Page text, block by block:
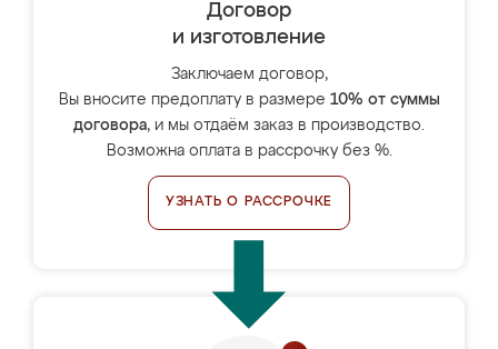
Договор
и изготовление
Заключаем договор,
Вы вносите предоплату в размере 10% от суммы
договора, и мы отдаём заказ в производство.
Возможна оплата в рассрочку без %.
УЗНАТЬ О РАССРОЧКЕ